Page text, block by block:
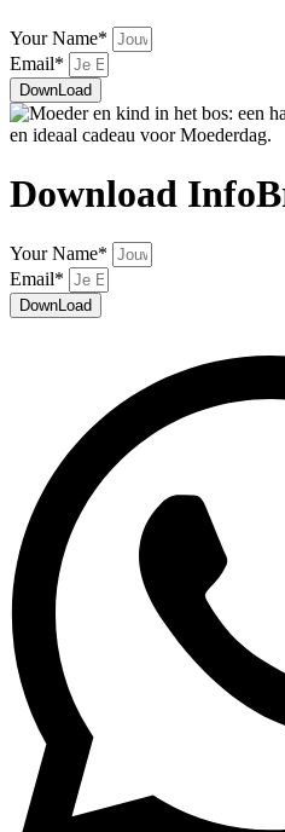
Your Name*
Email*
DownLoad
Download
Your Name*
Email*
DownLoad